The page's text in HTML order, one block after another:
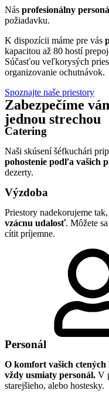
Nás profesionálny
požiadavku.
K dispozícii máme pre vás
kapacitou až 80 hostí
Súčasťou veľkorysých
organizovanie ochutnávok.
Spoznajte naše priestory
Zabezpečíme
jednou strechou
Catering
Naši skúsení šéfkuchári
pohostenie podľa vašich
dezerty.
Výzdoba
Priestory nadekorujeme
vzácnu udalosť. Môžete
cítit príjemne.
Personál
O komfort vašich ctených
vždy usmiaty personál. V
starejšieho, alebo hostesky.